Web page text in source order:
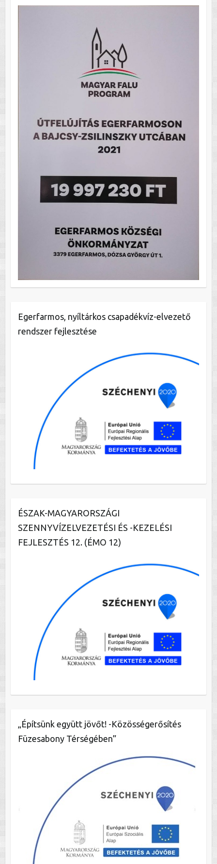
Egerfarmos, nyíltárkos csapadékvíz-elvezető
rendszer fejlesztése
ÉSZAK-MAGYARORSZÁGI
SZENNYVÍZELVEZETÉSI ÉS -KEZELÉSI
FEJLESZTÉS 12. (ÉMO 12)
„Építsünk együtt jövőt! -Közösségerősítés
Füzesabony Térségében”